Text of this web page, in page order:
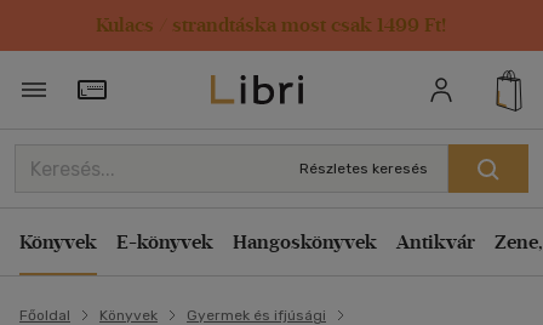
Kulacs / strandtáska most csak 1499 Ft!
Törzsvásárlói Kártya adatai
Részletes keresés
Könyvek E-könyvek Hangoskönyvek Antikvár
Főoldal Könyvek
Gyermek és ifjúsági